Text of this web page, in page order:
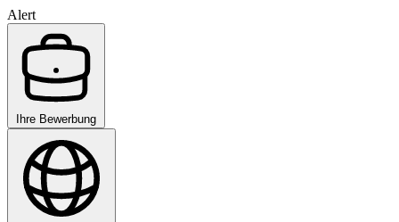
Alert
Ihre Bewerbung